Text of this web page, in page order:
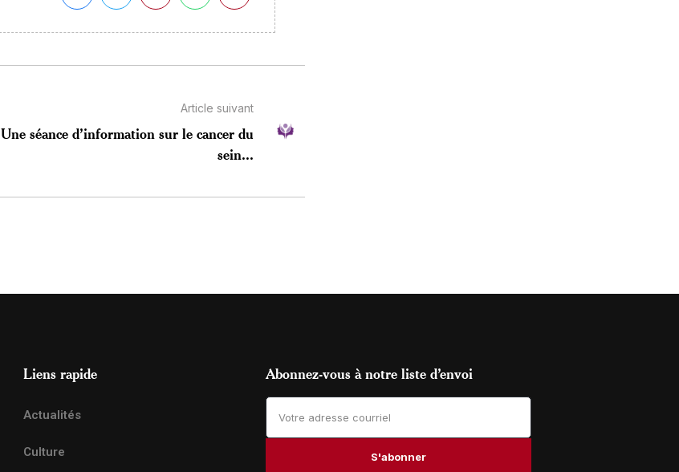
Article suivant
Une séance d’information sur le cancer du
sein...
Liens rapide
Actualités
Culture
Abonnez-vous à notre liste d’envoi